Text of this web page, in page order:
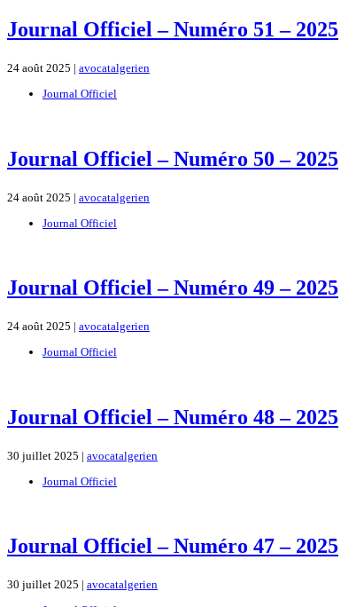
Journal Officiel – Numéro 51 – 2025
24 août 2025 | avocatalgerien
Journal Officiel
Journal Officiel – Numéro 50 – 2025
24 août 2025 | avocatalgerien
Journal Officiel
Journal Officiel – Numéro 49 – 2025
24 août 2025 | avocatalgerien
Journal Officiel
Journal Officiel – Numéro 48 – 2025
30 juillet 2025 | avocatalgerien
Journal Officiel
Journal Officiel – Numéro 47 – 2025
30 juillet 2025 | avocatalgerien